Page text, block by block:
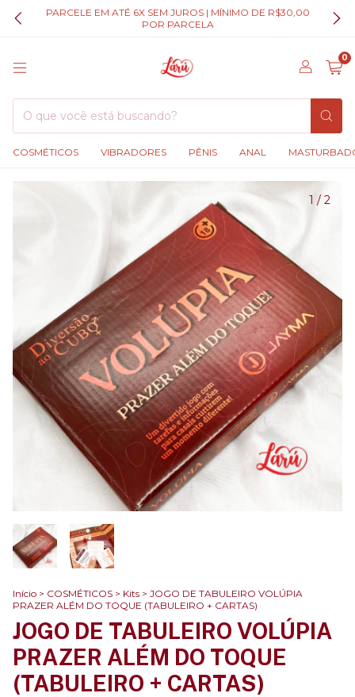
PARCELE EM ATÉ 6X SEM JUROS | MÍNIMO DE R$30,00
POR PARCELA
0
COSMÉTICOS VIBRADORES PÊNIS ANAL
1 / 2
Início > COSMÉTICOS > Kits > JOGO DE TABULEIRO VOLÚPIA
PRAZER ALÉM DO TOQUE (TABULEIRO + CARTAS)
JOGO DE TABULEIRO VOLÚPIA
PRAZER ALÉM DO TOQUE
(TABULEIRO + CARTAS)